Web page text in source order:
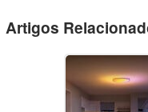
Artigos